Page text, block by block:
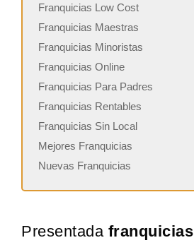
Franquicias Low Cost
Franquicias Maestras
Franquicias Minoristas
Franquicias Online
Franquicias Para Padres
Franquicias Rentables
Franquicias Sin Local
Mejores Franquicias
Nuevas Franquicias
Presentada franquicias